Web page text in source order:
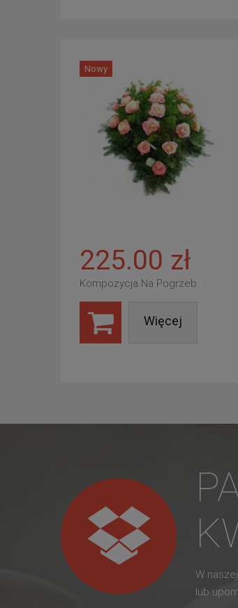
Nowy
225.00 zł
Kompozycja Na Pogrzeb
Więcej
W
lub